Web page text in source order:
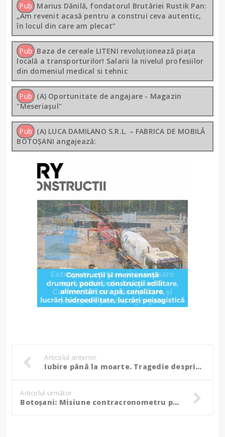
Pub Marius Dănilă, fondatorul Brutăriei Rustik Pan:
„Am revenit acasă pentru a construi ceva autentic,
în locul din care am plecat”
Pub Baza de cereale LITENI revoluționează piața
locală a transporturilor! Salarii la nivelul profesiilor
din domeniul medical si tehnic
Pub (A) Oportunitate de angajare - Magazin
"Meseriașul"
Pub (A) LUCA DAMILANO S.R.L. – FABRICA DE MOBILĂ
BOTOȘANI angajează:
Articolul anterior
Iubire până la moarte. Tragedie desprinsă dintr-un film de dragoste, într-o localitate din Suceava!
Articolul următor
Botoșani: Misiune contracronometru pentru salvarea a trei pescari căzuți în apă după ce gheața s-a spart! (Foto)